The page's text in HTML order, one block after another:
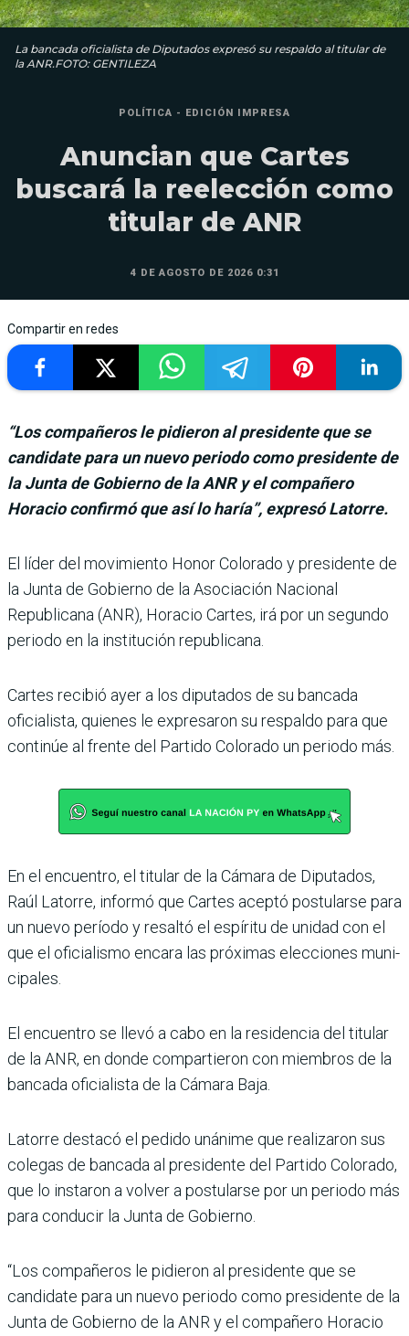
La bancada oficialista de Diputados expresó su respaldo al titular de
la ANR.FOTO: GENTILEZA
POLÍTICA - EDICIÓN IMPRESA
Anuncian que Cartes
buscará la reelección como
titular de ANR
4 DE AGOSTO DE 2026 0:31
Compartir en redes
“Los compañeros le pidieron al presidente que se
candidate para un nuevo periodo como presidente de
la Junta de Gobierno de la ANR y el compañero
Horacio confirmó que así lo haría”, expresó Latorre.
El líder del movimiento Honor Colorado y pre­sidente de
la Junta de Gobierno de la Asociación Nacional
Republicana (ANR), Horacio Cartes, irá por un segundo
periodo en la insti­tución republicana.
Cartes recibió ayer a los dipu­tados de su bancada
oficia­lista, quienes le expresaron su respaldo para que
continúe al frente del Partido Colorado un periodo más.
En el encuentro, el titular de la Cámara de Diputados,
Raúl Latorre, informó que Car­tes aceptó postularse para
un nuevo período y resaltó el espíritu de unidad con el
que el oficialismo encara las próximas elecciones muni­
cipales.
El encuentro se llevó a cabo en la residencia del titular
de la ANR, en donde compartieron con miembros de la
bancada oficialista de la Cámara Baja.
Latorre destacó el pedido unánime que realizaron sus
colegas de bancada al presi­dente del Partido Colorado,
que lo instaron a volver a pos­tularse por un periodo más
para conducir la Junta de Gobierno.
“Los compañeros le pidie­ron al presidente que se
candidate para un nuevo periodo como presidente de la
Junta de Gobierno de la ANR y el compañero Hora­cio